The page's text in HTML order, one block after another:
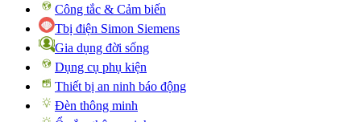
Công tắc & Cảm biến
Tbị điện Simon Siemens
Gia dụng đời sống
Dụng cụ phụ kiện
Thiết bị an ninh báo động
Đèn thông minh